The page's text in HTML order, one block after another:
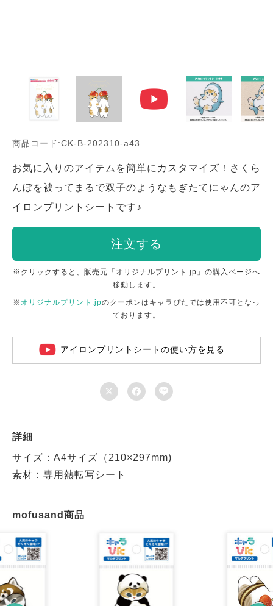
商品コード:CK-B-202310-a43
お気に入りのアイテムを簡単にカスタマイズ！さくら
んぼを被ってまるで双子のようなもぎたてにゃんのア
イロンプリントシートです♪
注文する
※クリックすると、販売元「オリジナルプリント.jp」の購入ページへ
移動します。
※ オリジナルプリント.jpのクーポンはキャラぴたでは使用不可となっ
ております。
アイロンプリントシートの使い方を見る
  
詳細
サイズ：A4サイズ（210×297mm)
素材：専用熱転写シート
mofusand商品